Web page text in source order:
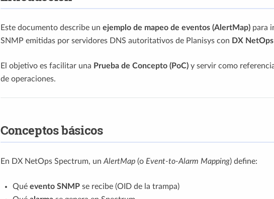
Este documento describe un ejemplo de mapeo de eventos (AlertMap)para
SNMP emitidas por servidores DNS autoritativos de Planisys con DX
El objetivo es facilitar una Prueba de Concepto (PoC)y servir como
de operaciones.
Conceptos básicos
En DX NetOps Spectrum, unAlertMap(o Event-to-Alarm Mapping) define:
Qué evento SNMPse recibe (OID de la trampa)